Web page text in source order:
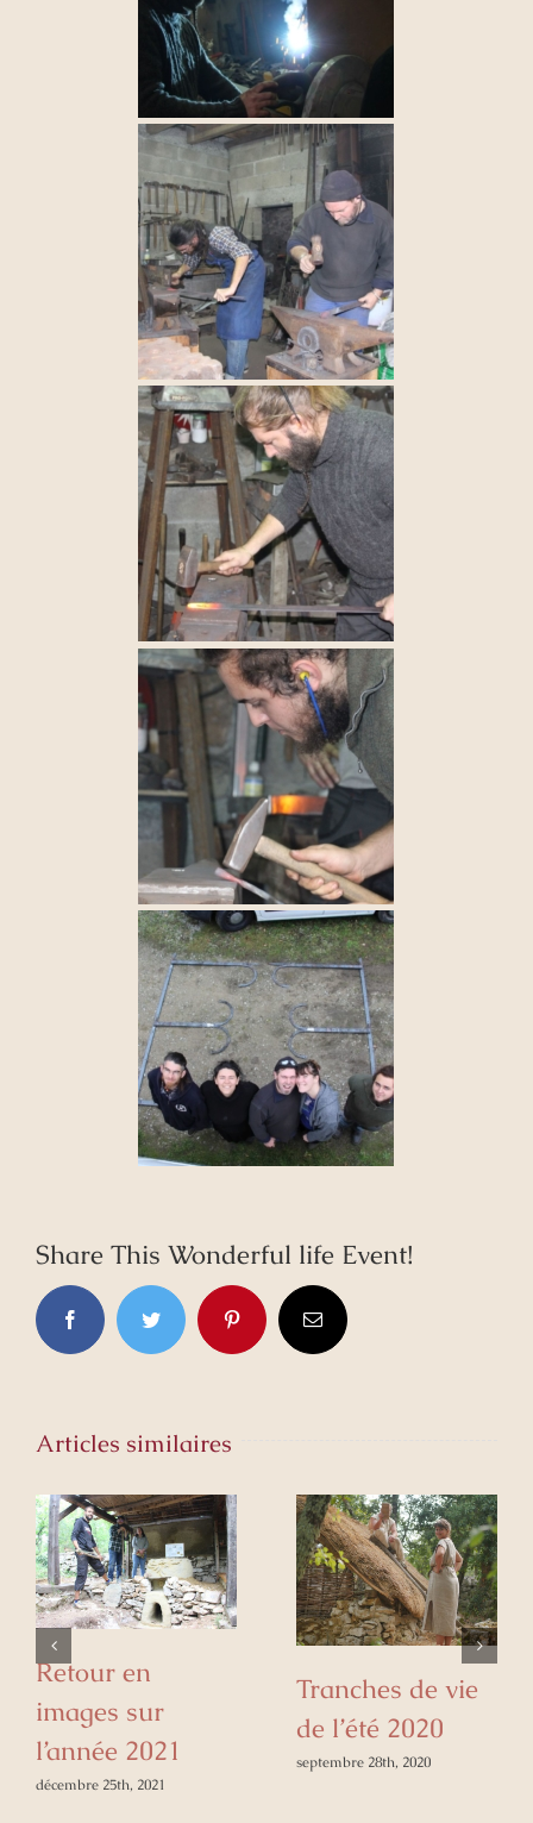
Share This Wonderful life Event!
Facebook Twitter Pinterest Email
Articles similaires
Retour en
images sur
l’année 2021
décembre 25th, 2021
Tranches de vie
de l’été 2020
septembre 28th, 2020